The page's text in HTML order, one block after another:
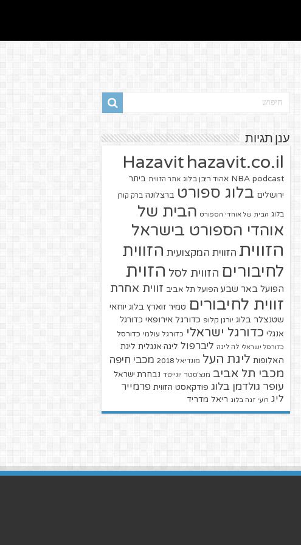
ענן תגיות
Hazavit hazavit.co.il
NBA podcast אהוד ריבן בלוג אתר הזווית ביתר
ירושלים בלוג ספורט ברצלונה ברק קורן
בלוג הבית של אוהדי הספורט הבית של
אוהדי הספורט בישראל
הזווית הזווית המקצועית הזווית
לחיבורים הזווית לסל הזוית
הפועל באר שבע הפועל תל אביב זווית אחרת
זווית לחיבורים טמיר זוארץ בלוג יוחאי
שטנצלר בלוג יורגן קלופ כדורגל אירופאי כדורגל
אנגלי כדורגל ישראלי כדורגל עולמי כדורסל
כדורסל ישראלי לה ליגה ליברפול ליגה אנגלית ליגת
האלופות ליגת העל מונדיאל 2018 מכבי חיפה
מכבי תל אביב מנצ'סטר יונייטד נבחרת ישראל
עופר גולדמן בלוג פודקאסט הזווית פרמייר
ליג רועי זגה בלוג ריאל מדריד